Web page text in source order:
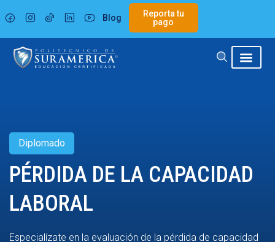
al
contenido
Blog
Reporta tu
pago
Diplomado
PÉRDIDA DE LA CAPACIDAD
LABORAL
Especialízate en la evaluación de la pérdida de capacidad